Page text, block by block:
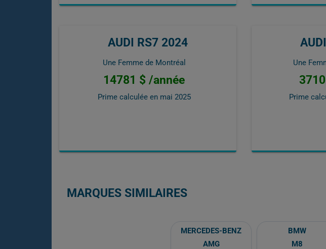
AUDI RS7 2024
Une Femme de Montréal
14781 $ /année
Prime calculée en mai 2025
Une
Prime
MARQUES SIMILAIRES
MERCEDES-BENZ
AMG
BMW
M8